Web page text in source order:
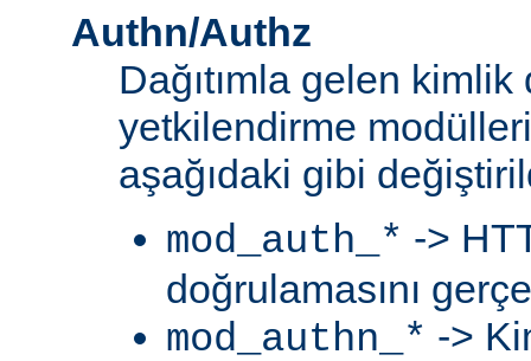
Authn/Authz
Dağıtımla gelen
yetkilendirme
aşağıdaki gibi
mod_auth_* ->
doğrulamasını
mod_authn_* ->